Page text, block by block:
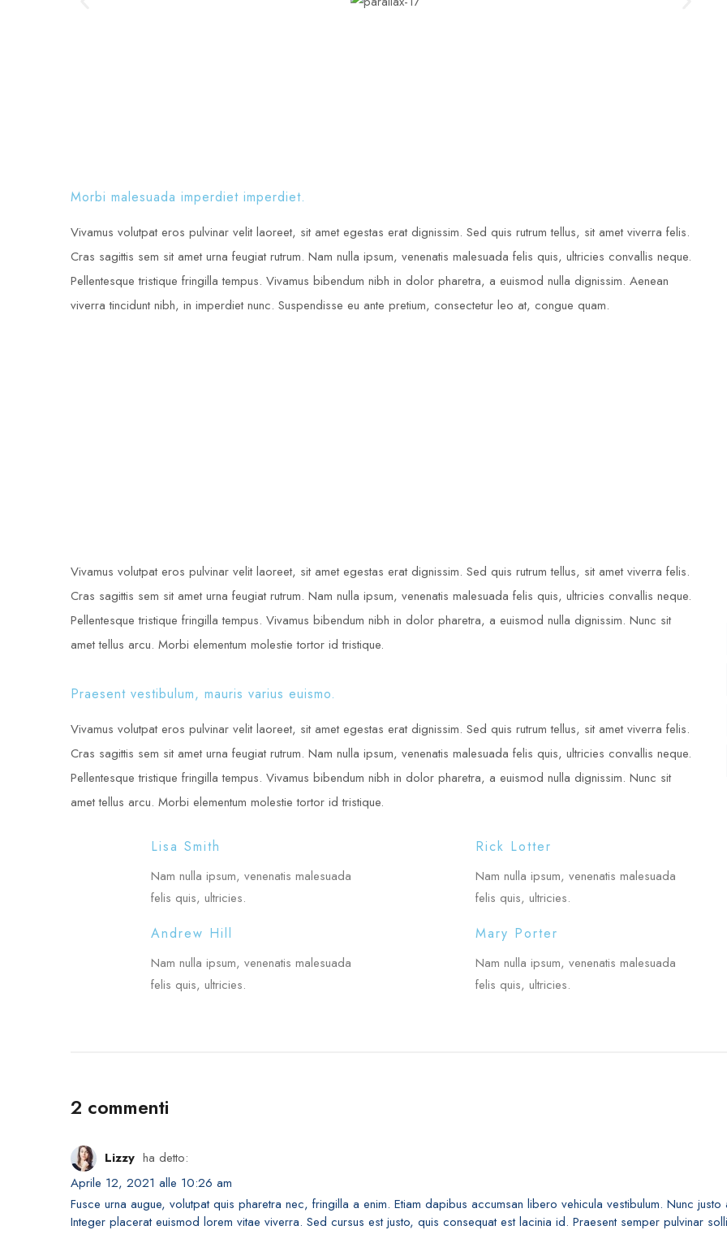
Morbi malesuada imperdiet imperdiet.
Vivamus volutpat eros pulvinar velit laoreet, sit amet egestas erat dignissim. Sed quis rutrum tellus, sit amet viverra felis.
Cras sagittis sem sit amet urna feugiat rutrum. Nam nulla ipsum, venenatis malesuada felis quis, ultricies convallis neque.
Pellentesque tristique fringilla tempus. Vivamus bibendum nibh in dolor pharetra, a euismod nulla dignissim. Aenean
viverra tincidunt nibh, in imperdiet nunc. Suspendisse eu ante pretium, consectetur leo at, congue quam.
Vivamus volutpat eros pulvinar velit laoreet, sit amet egestas erat dignissim. Sed quis rutrum tellus, sit amet viverra felis.
Cras sagittis sem sit amet urna feugiat rutrum. Nam nulla ipsum, venenatis malesuada felis quis, ultricies convallis neque.
Pellentesque tristique fringilla tempus. Vivamus bibendum nibh in dolor pharetra, a euismod nulla dignissim. Nunc sit
amet tellus arcu. Morbi elementum molestie tortor id tristique.
Praesent vestibulum, mauris varius euismo.
Vivamus volutpat eros pulvinar velit laoreet, sit amet egestas erat dignissim. Sed quis rutrum tellus, sit amet viverra felis.
Cras sagittis sem sit amet urna feugiat rutrum. Nam nulla ipsum, venenatis malesuada felis quis, ultricies convallis neque.
Pellentesque tristique fringilla tempus. Vivamus bibendum nibh in dolor pharetra, a euismod nulla dignissim. Nunc sit
amet tellus arcu. Morbi elementum molestie tortor id tristique.
Lisa Smith
Nam nulla ipsum, venenatis malesuada
felis quis, ultricies.
Andrew Hill
Nam nulla ipsum, venenatis malesuada
felis quis, ultricies.
Rick Lotter
Nam nulla ipsum, venenatis malesuada
felis quis, ultricies.
Mary Porter
Nam nulla ipsum, venenatis malesuada
felis quis, ultricies.
2 commenti
Lizzy ha detto:
Aprile 12, 2021 alle 10:26 am
Fusce urna augue, volutpat quis pharetra nec, fringilla a enim. Etiam dapibus accumsan libero vehicula vestibulum. Nunc
Integer placerat euismod lorem vitae viverra. Sed cursus est justo, quis consequat est lacinia id. Praesent semper pulvinar